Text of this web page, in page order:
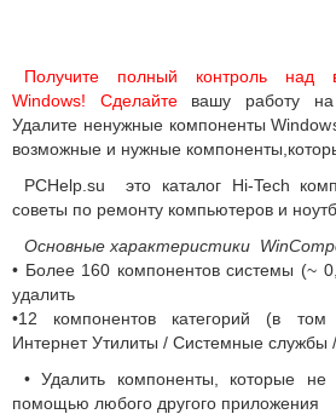
Получите полный контроль над
Windows! Сделайтевашу работу на
Удалите ненужные компоненты
возможные и нужные
PCHelp.su это каталог Hi-Tech
советы по ремонту компьютеров и
Основные характеристики
• Более 160 компонентов системы (~
удалить
•12 компонентов категорий (в
Интернет Утилиты / Системные службы
• Удалить компоненты, которые
помощью любого другого приложения